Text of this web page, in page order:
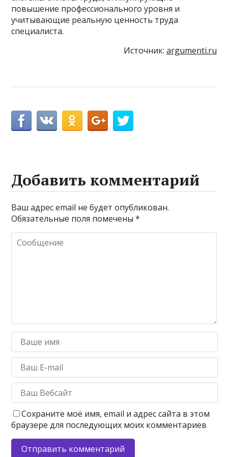
повышение профессионального уровня и
учитывающие реальную ценность труда
специалиста.
Источник: argumenti.ru
Добавить комментарий
Ваш адрес email не будет опубликован.
Обязательные поля помечены*
Сохраните моё имя, email и адрес сайта в этом
браузере для последующих моих комментариев